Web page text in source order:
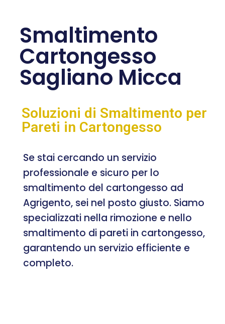
Smaltimento
Cartongesso
Sagliano Micca
Soluzioni di Smaltimento per
Pareti in Cartongesso
Se stai cercando un servizio
professionale e sicuro per lo
smaltimento del cartongesso ad
Agrigento, sei nel posto giusto. Siamo
specializzati nella rimozione e nello
smaltimento di pareti in cartongesso,
garantendo un servizio efficiente e
completo.